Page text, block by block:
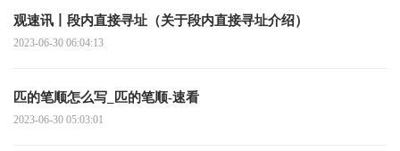
观速讯丨段内直接寻址（关于段内直接寻址介绍）
2023-06-30 06:04:13
匹的笔顺怎么写_匹的笔顺-速看
2023-06-30 05:03:01